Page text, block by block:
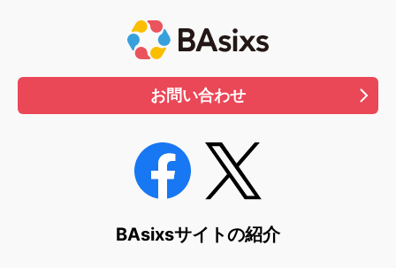
お問い合わせ
BAsixsサイトの紹介